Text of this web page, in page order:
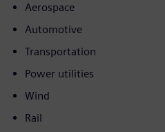
Aerospace
Automotive
Transportation
Power utilities
Wind
Rail